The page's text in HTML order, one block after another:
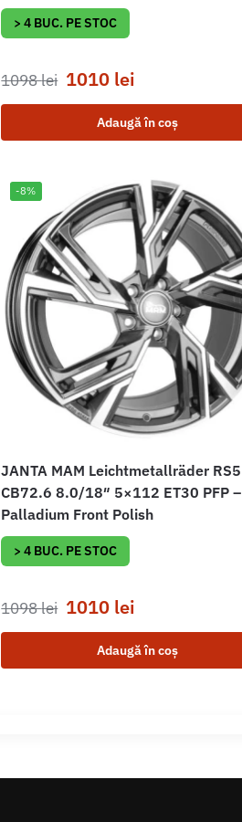
> 4 BUC. PE STOC
1098lei 1010 lei
Adaugă în coș
-8%
JANTA MAM Leichtmetallräder RS5
CB72.6 8.0/18″ 5×112 ET30 PFP –
Palladium Front Polish
> 4 BUC. PE STOC
1098lei 1010 lei
Adaugă în coș